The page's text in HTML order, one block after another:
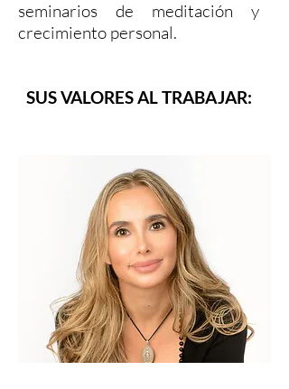
seminarios de meditación y
crecimiento personal.
SUS VALORES AL TRABAJAR: